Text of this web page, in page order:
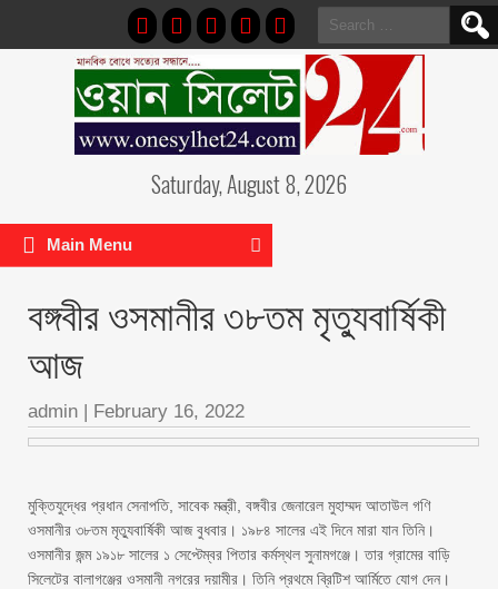
Search
for:
Saturday, August 8, 2026
Main Menu
বঙ্গবীর ওসমানীর ৩৮তম মৃত্যুবার্ষিকী
আজ
admin | February 16, 2022
মুক্তিযুদ্ধের প্রধান সেনাপতি, সাবেক মন্ত্রী, বঙ্গবীর জেনারেল মুহাম্মদ আতাউল গণি
ওসমানীর ৩৮তম মৃত্যুবার্ষিকী আজ বুধবার। ১৯৮৪ সালের এই দিনে মারা যান তিনি।
ওসমানীর জন্ম ১৯১৮ সালের ১ সেপ্টেম্বর পিতার কর্মস্থল সুনামগঞ্জে। তার গ্রামের বাড়ি
সিলেটের বালাগঞ্জের ওসমানী নগরের দয়ামীর। তিনি প্রথমে ব্রিটিশ আর্মিতে যোগ দেন।